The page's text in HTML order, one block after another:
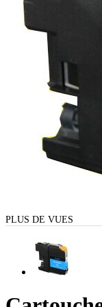
PLUS DE VUES